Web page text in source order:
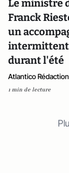
Le ministre
Franck
un
durant l'été
Atlantico Rédaction
1 min de lecture